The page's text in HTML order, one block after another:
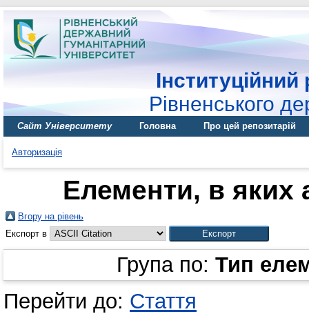
Інституційний
Рівненського
Сайт Університету Головна Про цей репозитарій
Авторизація
Елементи, в яких
Вгору на рівень
Експорт в
Група по: Тип
Перейти до: Стаття